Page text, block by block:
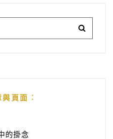
頁面︰
的掛念